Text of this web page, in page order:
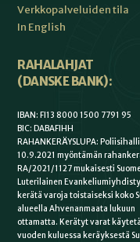
Verkkopalveluiden tila
In English
RAHALAHJAT
(DANSKE BANK):
IBAN: FI13 8000 1500 7791 95
BIC: DABAFIHH
RAHANKERÄYSLUPA:
10.9.2021 myöntämän
RA/2021/1127 mukaisesti
Luterilainen
kerätä varoja toistaiseksi koko
alueella Ahvenanmaata lukuun
ottamatta. Kerätyt varat
vuoden kuluessa keräyksestä